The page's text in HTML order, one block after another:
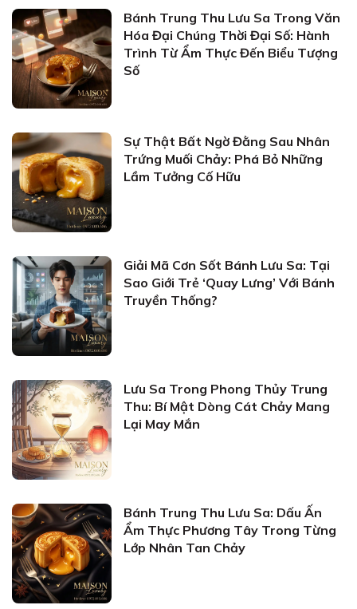
Bánh Trung Thu Lưu Sa Trong Văn
Hóa Đại Chúng Thời Đại Số: Hành
Trình Từ Ẩm Thực Đến Biểu Tượng
Số
Sự Thật Bất Ngờ Đằng Sau Nhân
Trứng Muối Chảy: Phá Bỏ Những
Lầm Tưởng Cố Hữu
Giải Mã Cơn Sốt Bánh Lưu Sa: Tại
Sao Giới Trẻ ‘Quay Lưng’ Với Bánh
Truyền Thống?
Lưu Sa Trong Phong Thủy Trung
Thu: Bí Mật Dòng Cát Chảy Mang
Lại May Mắn
Bánh Trung Thu Lưu Sa: Dấu Ấn
Ẩm Thực Phương Tây Trong Từng
Lớp Nhân Tan Chảy